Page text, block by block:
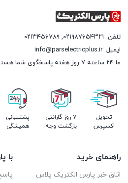
تلفن ۰۲۱۹۸۷۶۵۴۳۲۱, ۰۲۱۳۴۵۶۷۸۹
ایمیلinfo@parselectricplus.ir
ما ۲۴ ساعته ۷ روز هفته پاسخگوی شما هستیم.
تحویل
اکسپرس
۷ روز گارانتی
بازگشت وجه
پشتیبانی
همیشگی
راهنمای خرید
اتاق خبر پارس الکتریک پلاس
با